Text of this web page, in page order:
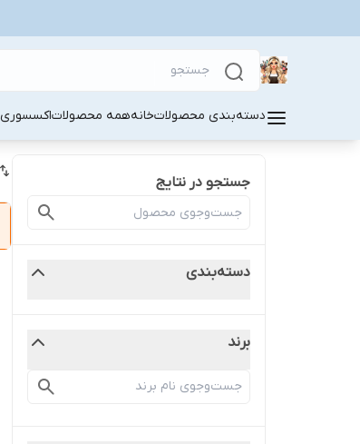
دسته‌بندی محصولاتخانههمه محصولاتاکسسوری
جستجو در نتایج
دسته‌بندی
برند